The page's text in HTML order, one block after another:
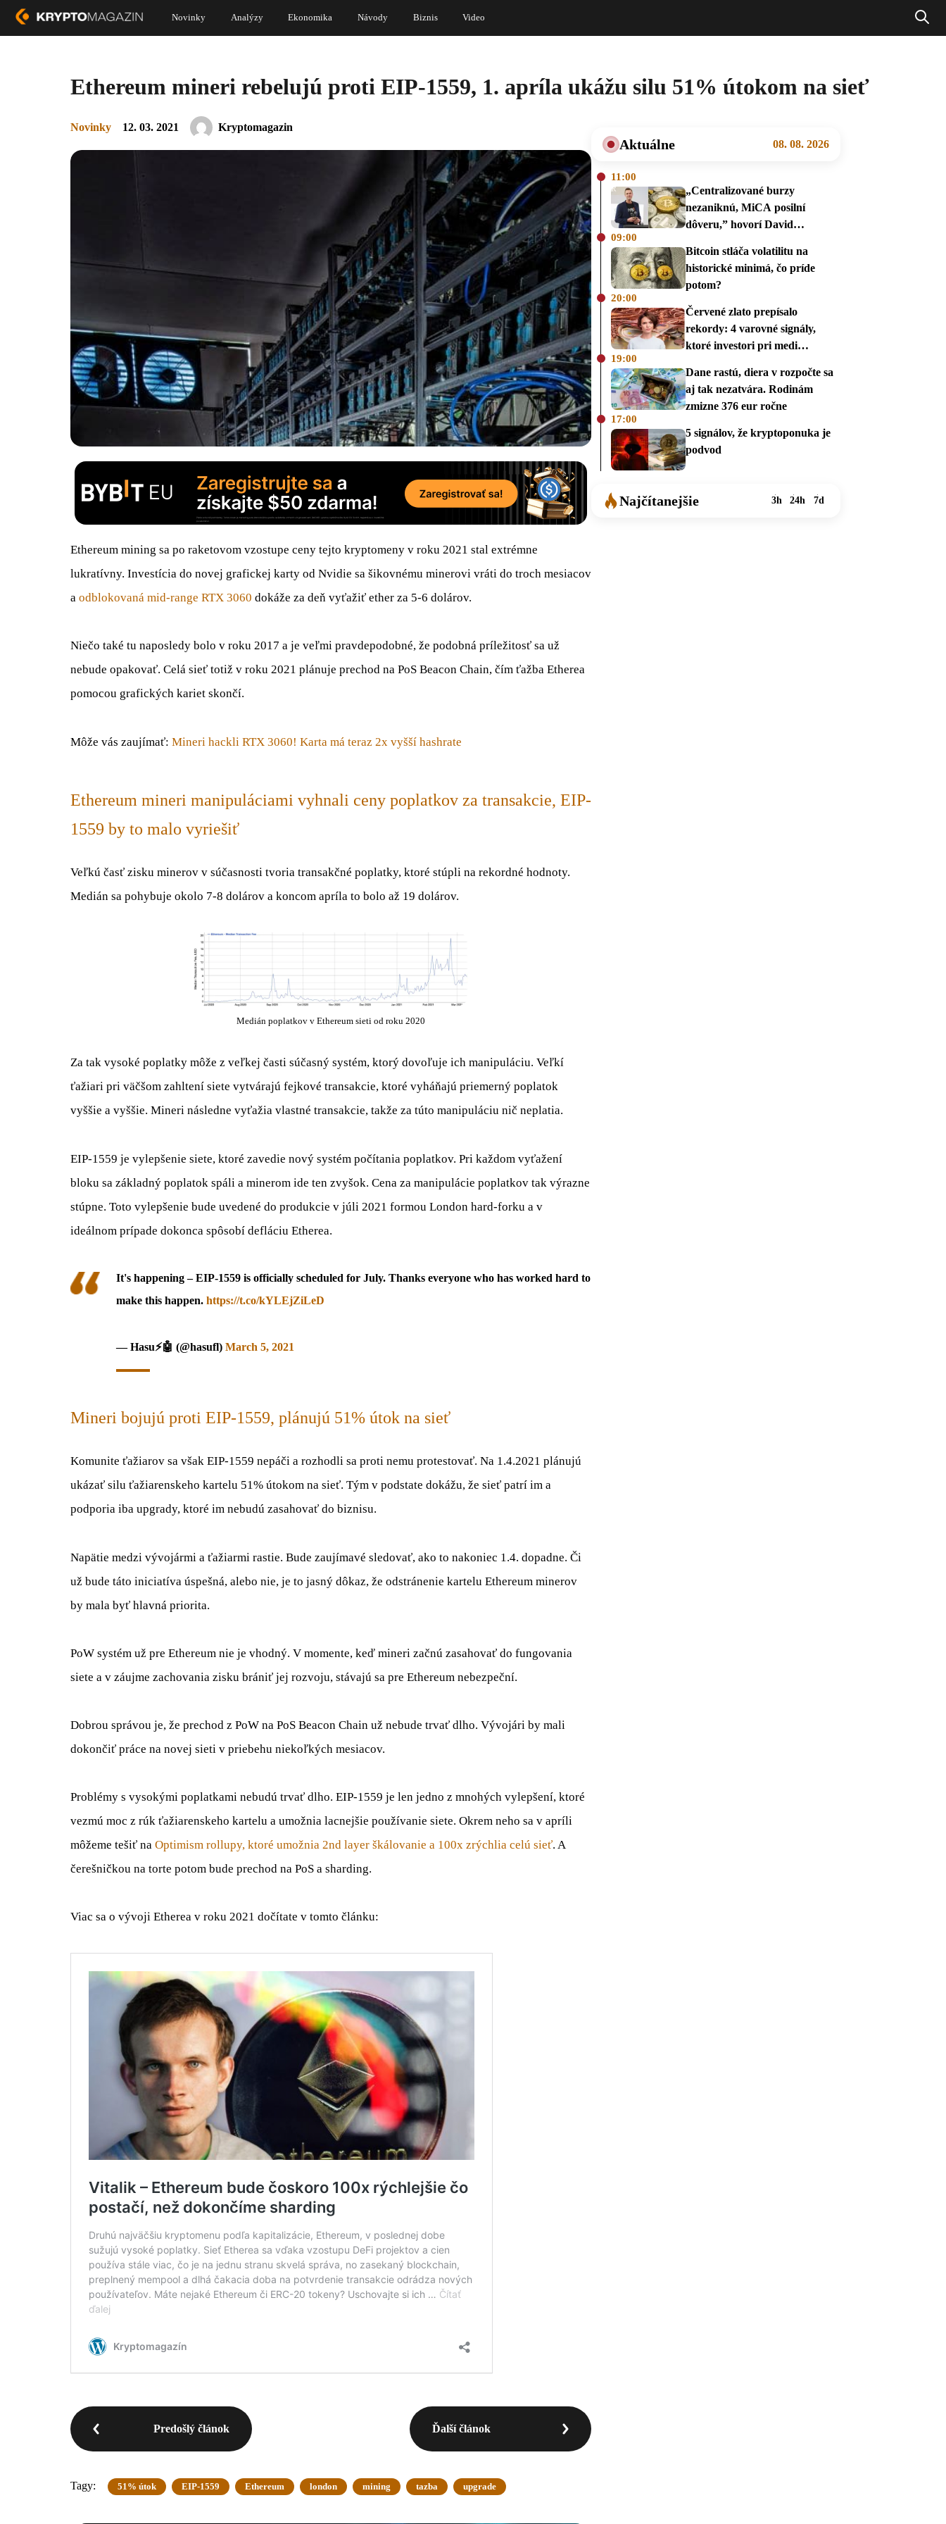
Novinky Analýzy Ekonomika Návody Biznis Video
Ethereum mineri rebelujú proti EIP-1559, 1. apríla ukážu silu 51% útokom na sieť
Novinky 12. 03. 2021 Kryptomagazin
Ethereum mining sa po raketovom vzostupe ceny tejto kryptomeny v roku 2021 stal extrémne
lukratívny. Investícia do novej grafickej karty od Nvidie sa šikovnému minerovi vráti do troch mesiacov
a odblokovaná mid-range RTX 3060 dokáže za deň vyťažiť ether za 5-6 dolárov.
Niečo také tu naposledy bolo v roku 2017 a je veľmi pravdepodobné, že podobná príležitosť sa už
nebude opakovať. Celá sieť totiž v roku 2021 plánuje prechod na PoS Beacon Chain, čím ťažba Etherea
pomocou grafických kariet skončí.
Môže vás zaujímať: Mineri hackli RTX 3060! Karta má teraz 2x vyšší hashrate
Ethereum mineri manipuláciami vyhnali ceny poplatkov za transakcie, EIP-
1559 by to malo vyriešiť
Veľkú časť zisku minerov v súčasnosti tvoria transakčné poplatky, ktoré stúpli na rekordné hodnoty.
Medián sa pohybuje okolo 7-8 dolárov a koncom apríla to bolo až 19 dolárov.
Medián poplatkov v Ethereum sieti od roku 2020
Za tak vysoké poplatky môže z veľkej časti súčasný systém, ktorý dovoľuje ich manipuláciu. Veľkí
ťažiari pri väčšom zahltení siete vytvárajú fejkové transakcie, ktoré vyháňajú priemerný poplatok
vyššie a vyššie. Mineri následne vyťažia vlastné transakcie, takže za túto manipuláciu nič neplatia.
EIP-1559 je vylepšenie siete, ktoré zavedie nový systém počítania poplatkov. Pri každom vyťažení
bloku sa základný poplatok spáli a minerom ide ten zvyšok. Cena za manipulácie poplatkov tak výrazne
stúpne. Toto vylepšenie bude uvedené do produkcie v júli 2021 formou London hard-forku a v
ideálnom prípade dokonca spôsobí defláciu Etherea.
It's happening – EIP-1559 is officially scheduled for July. Thanks everyone who has worked hard to
make this happen. https://t.co/kYLEjZiLeD
— Hasu⚡️🤖 (@hasufl) March 5, 2021
Mineri bojujú proti EIP-1559, plánujú 51% útok na sieť
Komunite ťažiarov sa však EIP-1559 nepáči a rozhodli sa proti nemu protestovať. Na 1.4.2021 plánujú
ukázať silu ťažiarenskeho kartelu 51% útokom na sieť. Tým v podstate dokážu, že sieť patrí im a
podporia iba upgrady, ktoré im nebudú zasahovať do biznisu.
Napätie medzi vývojármi a ťažiarmi rastie. Bude zaujímavé sledovať, ako to nakoniec 1.4. dopadne. Či
už bude táto iniciatíva úspešná, alebo nie, je to jasný dôkaz, že odstránenie kartelu Ethereum minerov
by mala byť hlavná priorita.
PoW systém už pre Ethereum nie je vhodný. V momente, keď mineri začnú zasahovať do fungovania
siete a v záujme zachovania zisku brániť jej rozvoju, stávajú sa pre Ethereum nebezpeční.
Dobrou správou je, že prechod z PoW na PoS Beacon Chain už nebude trvať dlho. Vývojári by mali
dokončiť práce na novej sieti v priebehu niekoľkých mesiacov.
Problémy s vysokými poplatkami nebudú trvať dlho. EIP-1559 je len jedno z mnohých vylepšení, ktoré
vezmú moc z rúk ťažiarenskeho kartelu a umožnia lacnejšie používanie siete. Okrem neho sa v apríli
môžeme tešiť na Optimism rollupy, ktoré umožnia 2nd layer škálovanie a 100x zrýchlia celú sieť. A
čerešničkou na torte potom bude prechod na PoS a sharding.
Viac sa o vývoji Etherea v roku 2021 dočítate v tomto článku:
Predošlý článok Ďalší článok
Tagy: 51% útok EIP-1559 Ethereum london mining tazba upgrade
Aktuálne 08. 08. 2026
11:00
„Centralizované burzy
nezaniknú, MiCA posilní
dôveru,” hovorí David
09:00
Bitcoin stláča volatilitu na
historické minimá, čo príde
potom?
20:00
Červené zlato prepísalo
rekordy: 4 varovné signály,
ktoré investori pri medi
19:00
Dane rastú, diera v rozpočte sa
aj tak nezatvára. Rodinám
zmizne 376 eur ročne
17:00
5 signálov, že kryptoponuka je
podvod
Najčítanejšie 3h 24h 7d